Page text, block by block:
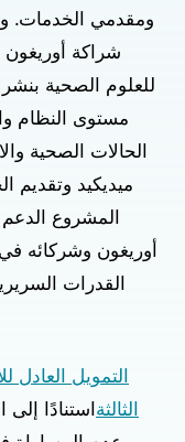
ومقدمي الخدمات.
شراكة
للعلوم الصحية
مستوى النظام
الحالات الصحية
ميديكيد وتقديم
المشروع
أوريغون وشركائه
القدرات
التمويل العادل
الثالثة استنادًا